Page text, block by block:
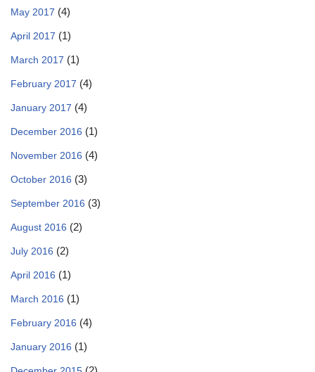
May 2017 (4)
April 2017 (1)
March 2017 (1)
February 2017 (4)
January 2017 (4)
December 2016 (1)
November 2016 (4)
October 2016 (3)
September 2016 (3)
August 2016 (2)
July 2016 (2)
April 2016 (1)
March 2016 (1)
February 2016 (4)
January 2016 (1)